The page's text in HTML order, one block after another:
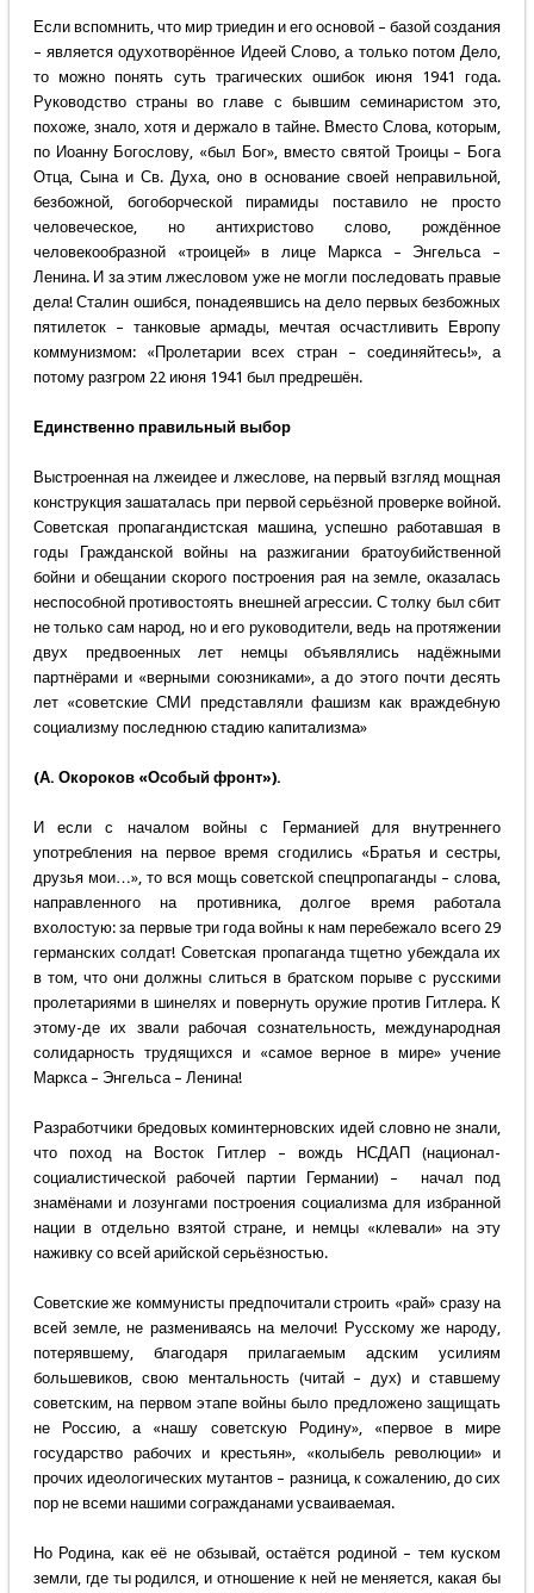
Если вспомнить, что мир триедин и его основой – базой создания
– является одухотворённое Идеей Слово, а только потом Дело,
то можно понять суть трагических ошибок июня 1941 года.
Руководство страны во главе с бывшим семинаристом это,
похоже, знало, хотя и держало в тайне. Вместо Слова, которым,
по Иоанну Богослову, «был Бог», вместо святой Троицы – Бога
Отца, Сына и Св. Духа, оно в основание своей неправильной,
безбожной, богоборческой пирамиды поставило не просто
человеческое, но антихристово слово, рождённое
человекообразной «троицей» в лице Маркса – Энгельса –
Ленина. И за этим лжесловом уже не могли последовать правые
дела! Сталин ошибся, понадеявшись на дело первых безбожных
пятилеток – танковые армады, мечтая осчастливить Европу
коммунизмом: «Пролетарии всех стран – соединяйтесь!», а
потому разгром 22 июня 1941 был предрешён.
Единственно правильный выбор
Выстроенная на лжеидее и лжеслове, на первый взгляд мощная
конструкция зашаталась при первой серьёзной проверке войной.
Советская пропагандистская машина, успешно работавшая в
годы Гражданской войны на разжигании братоубийственной
бойни и обещании скорого построения рая на земле, оказалась
неспособной противостоять внешней агрессии. С толку был сбит
не только сам народ, но и его руководители, ведь на протяжении
двух предвоенных лет немцы объявлялись надёжными
партнёрами и «верными союзниками», а до этого почти десять
лет «советские СМИ представляли фашизм как враждебную
социализму последнюю стадию капитализма»
(А. Окороков «Особый фронт»).
И если с началом войны с Германией для внутреннего
употребления на первое время сгодились «Братья и сестры,
друзья мои…», то вся мощь советской спецпропаганды – слова,
направленного на противника, долгое время работала
вхолостую: за первые три года войны к нам перебежало всего 29
германских солдат! Советская пропаганда тщетно убеждала их
в том, что они должны слиться в братском порыве с русскими
пролетариями в шинелях и повернуть оружие против Гитлера. К
этому-де их звали рабочая сознательность, международная
солидарность трудящихся и «самое верное в мире» учение
Маркса – Энгельса – Ленина!
Разработчики бредовых коминтерновских идей словно не знали,
что поход на Восток Гитлер – вождь НСДАП (национал-
социалистической рабочей партии Германии) – начал под
знамёнами и лозунгами построения социализма для избранной
нации в отдельно взятой стране, и немцы «клевали» на эту
наживку со всей арийской серьёзностью.
Советские же коммунисты предпочитали строить «рай» сразу на
всей земле, не размениваясь на мелочи! Русскому же народу,
потерявшему, благодаря прилагаемым адским усилиям
большевиков, свою ментальность (читай – дух) и ставшему
советским, на первом этапе войны было предложено защищать
не Россию, а «нашу советскую Родину», «первое в мире
государство рабочих и крестьян», «колыбель революции» и
прочих идеологических мутантов – разница, к сожалению, до сих
пор не всеми нашими согражданами усваиваемая.
Но Родина, как её не обзывай, остаётся родиной – тем куском
земли, где ты родился, и отношение к ней не меняется, какая бы